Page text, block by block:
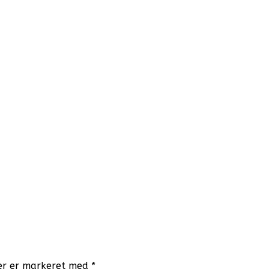
er markeret med *